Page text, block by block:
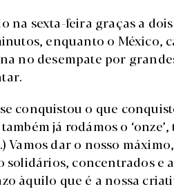
sexta-feira graças a
enquanto o México,
no desempate por
conquistou o que
já rodámos o
Vamos dar o nosso
concentrados e
àquilo que é a nossa